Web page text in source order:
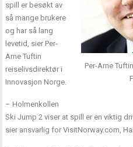
Per-Arne
spill er besøkt av
så mange brukere
og har så lang
levetid, sier Per-
Arne Tuftin
reiselivsdirektør i
Innovasjon Norge.
– Holmenkollen
Ski Jump 2 viser at spill er en viktig
sier ansvarlig for VisitNorway.com,